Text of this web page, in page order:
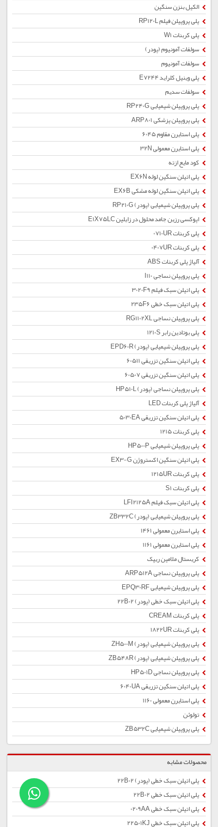
الکیل بنزن سنگین
پلی پروپیلن فیلم RP120L
پلی کربنات W1
سولفات آمونیوم (پودر)
سولفات آمونیوم
پلی وینیل کلراید E7244
سولفات سدیم
پلی پروپیلن شیمیایی RP240G
پلی پروپیلن پزشکی ARP801
پلی استایرن مقاوم 6045
پلی استایرن معمولی 32N
کود مایع ازته
پلی اتیلن سنگین لوله EX6N
پلی اتیلن سنگین لوله مشکی EX6B
پلی پروپیلن شیمیایی (پودر) RP210G
اپوکسی رزین جامد محلول در زایلین E1X75LC
پلی کربنات 0710UR
پلی کربنات 0407UR
آلیاژ پلی کربنات ABS
پلی پروپیلن نساجی I110
پلی اتیلن سبک فیلم 3020F9
پلی اتیلن سبک خطی 235F6
پلی پروپیلن نساجی RG1102XL
پلی بوتادین رابر 1210S
پلی پروپیلن شیمیایی (پودر) EPD60R
پلی اتیلن سنگین تزریقی 60511
پلی اتیلن سنگین تزریقی 60507
پلی پروپیلن نساجی (پودر) HP510L
آلیاژ پلی کربنات LED
پلی اتیلن سنگین تزریقی 5030EA
پلی کربنات 1215
پلی پروپیلن شیمیایی HP500P
پلی اتیلن سنگین اکستروژن EX3-G
پلی کربنات 1215UR
پلی کربنات S1
پلی اتیلن سبک فیلم LFI2125A
پلی پروپیلن شیمیایی (پودر) ZB332C
پلی استایرن معمولی 1461
پلی استایرن معمولی 1161
کریستال ملامین ریپک
پلی پروپیلن نساجی ARP512A
پلی پروپیلن شیمیایی EPQ30RF
پلی اتیلن سبک خطی (پودر) 22B02
پلی کربنات CREAM
پلی کربنات 1822UR
پلی پروپیلن شیمیایی (پودر) ZH500M
پلی پروپیلن شیمیایی (پودر) ZB548R
پلی پروپیلن نساجی HP501D
پلی اتیلن سنگین تزریقی 6040UA
پلی استایرن معمولی 1160
تولوئن
پلی پروپیلن شیمیایی ZB532C
محصولات مشابه
پلی اتیلن سبک خطی (پودر) 22B02
پلی اتیلن سبک خطی 22B02
پلی اتیلن سبک خطی 0209AA
پلی اتیلن سبک خطی 22501KJ